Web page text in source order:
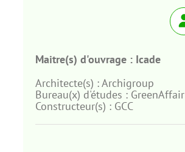
Maitre(s) d'ouvrage : Icade
Architecte(s) :Archigroup
Bureau(x) d'études : GreenAffair
Constructeur(s) : GCC